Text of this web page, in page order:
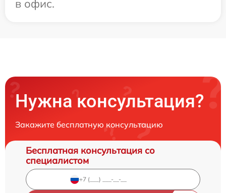
в офис.
Нужна консультация?
Закажите бесплатную консультацию
Бесплатная консультация со
специалистом